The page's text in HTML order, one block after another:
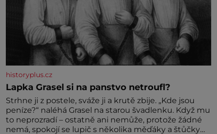
historyplus.cz
Lapka Grasel si na panstvo netroufl?
Strhne ji z postele, sváže ji a krutě zbije. „Kde jsou
peníze?“ naléhá Grasel na starou švadlenku. Když mu
to neprozradí – ostatně ani nemůže, protože žádné
nemá, spokojí se lupič s několika měďáky a štůčky